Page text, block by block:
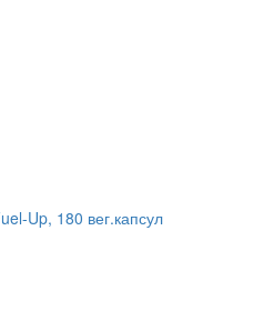
Up, 180 вег.капсул